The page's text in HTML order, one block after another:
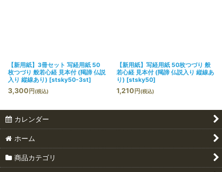
【新用紙】3冊セット 写経用紙 50
枚つづり 般若心経 見本付 (羯諦 仏説
入り 縦線あり) [stsky50-3st]
3,300 円 (税込)
【新用紙】写経用紙 50枚つづり 般
若心経 見本付 (羯諦 仏説入り 縦線あ
り) [stsky50]
1,210 円 (税込)
カレンダー
ホーム
商品カテゴリ